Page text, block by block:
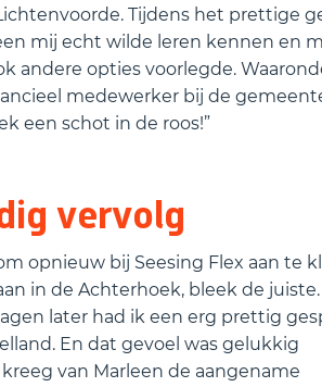
Tijdens het prettige
mij echt wilde leren kennen en
andere opties voorlegde.
medewerker bij de
een schot in de roos!”
vervolg
opnieuw bij Seesing Flex aan te
in de Achterhoek, bleek de juiste.
later had ik een erg prettig
En dat gevoel was gelukkig
van Marleen de aangename